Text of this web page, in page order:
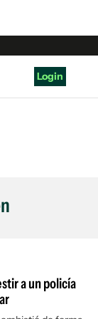
Login
a un policía